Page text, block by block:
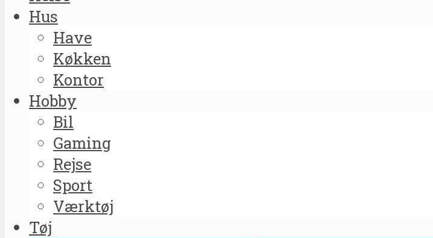
Hus
Have
Køkken
Kontor
Hobby
Bil
Gaming
Rejse
Sport
Værktøj
Tøj